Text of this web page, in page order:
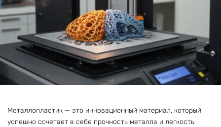
Металлопластик — это инновационный материал, который
успешно сочетает в себе прочность металла и легкость